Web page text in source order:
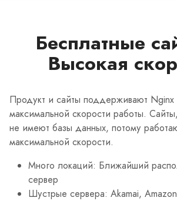
Бесплатные
Высокая
Продукт и сайты поддерживают Nginx
максимальной скорости работы.
не имеют базы данных, потому
максимальной скорости.
Много локаций: Ближайший
сервер
Шустрые сервера: Akamai,